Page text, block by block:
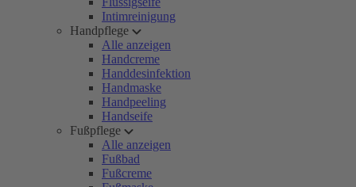
Intimreinigung
Handpflege
Alle anzeigen
Handcreme
Handdesinfektion
Handmaske
Handpeeling
Handseife
Fußpflege
Alle anzeigen
Fußbad
Fußcreme